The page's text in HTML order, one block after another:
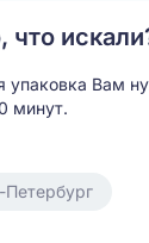
что
упаковка Вам
минут.
Петербург